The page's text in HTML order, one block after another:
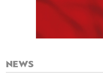
NEWS